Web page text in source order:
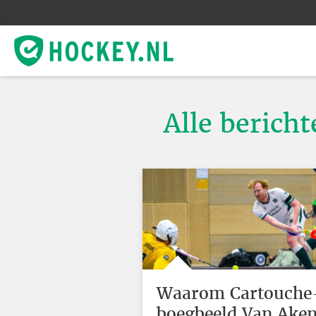
Alle
Waarom